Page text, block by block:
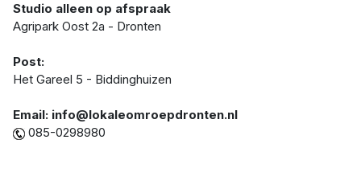
Studio alleen op afspraak
Agripark Oost 2a - Dronten
Post:
Het Gareel 5 - Biddinghuizen
Email: info@lokaleomroepdronten.nl
085-0298980